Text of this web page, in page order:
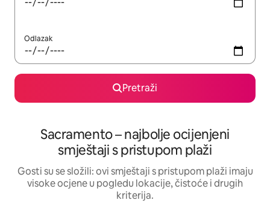
Odlazak
Pretraži
Sacramento – najbolje ocijenjeni
smještaji s pristupom plaži
Gosti su se složili: ovi smještaji s pristupom plaži imaju
visoke ocjene u pogledu lokacije, čistoće i drugih
kriterija.